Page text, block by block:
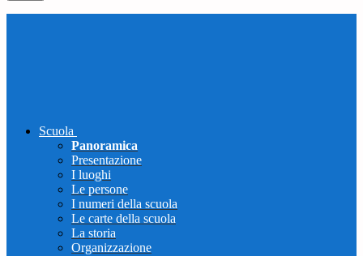
Scuola
Panoramica
Presentazione
I luoghi
Le persone
I numeri della scuola
Le carte della scuola
La storia
Organizzazione